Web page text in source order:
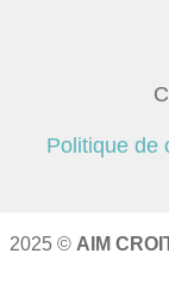
Politique de
2025 © AIM